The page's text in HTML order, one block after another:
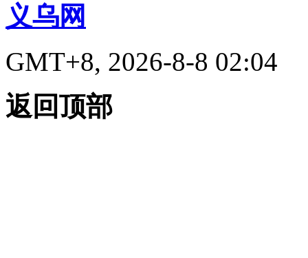
义乌网
GMT+8, 2026-8-8 02:04
返回顶部